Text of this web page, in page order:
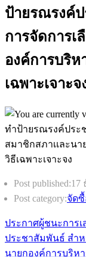
ป้ายรณรงค์
การจัดการเ
องค์การบริห
เฉพาะเจาะจ
Post published:17
Post category:จัดซื้
ประกาศผู้ชนะการ
ประชาสัมพันธ์ สำห
นายกองค์การบริหา